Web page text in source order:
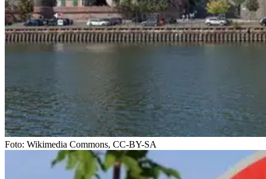
Foto: Wikimedia Commons, CC-BY-SA